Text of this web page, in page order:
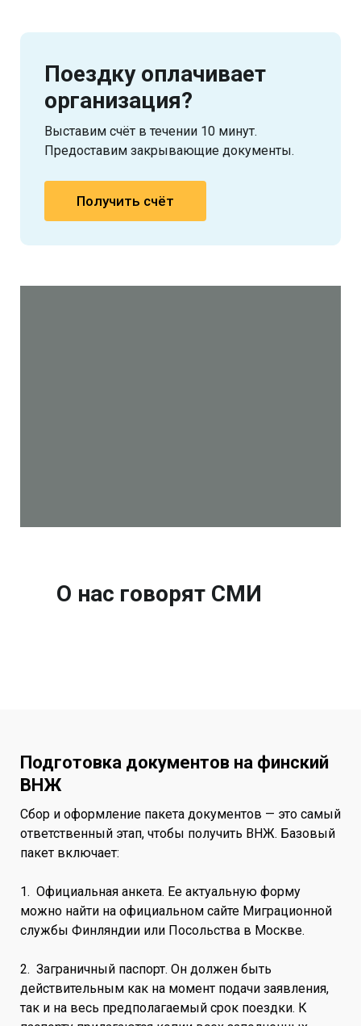
Поездку оплачивает
организация?
Выставим счёт в течении 10 минут.
Предоставим закрывающие документы.
Получить счёт
О нас говорят СМИ
Подготовка документов на финский
ВНЖ
Сбор и оформление пакета документов — это самый
ответственный этап, чтобы получить ВНЖ. Базовый
пакет включает:
1. Официальная анкета. Ее актуальную форму
можно найти на официальном сайте Миграционной
службы Финляндии или Посольства в Москве.
2. Заграничный паспорт. Он должен быть
действительным как на момент подачи заявления,
так и на весь предполагаемый срок поездки. К